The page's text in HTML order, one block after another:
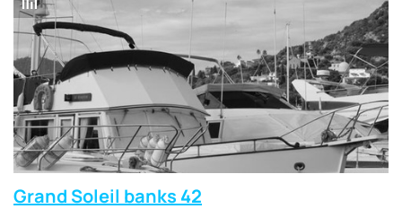
Grand Soleil banks 42